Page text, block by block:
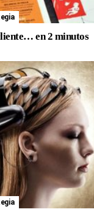
en 2 minutos